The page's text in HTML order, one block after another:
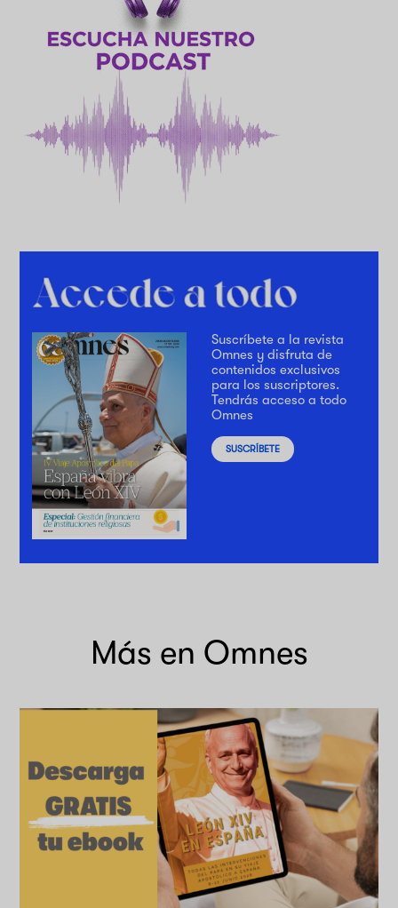
Suscríbete a la revista
Omnes y disfruta de
contenidos exclusivos
para los suscriptores.
Tendrás acceso a todo
Omnes
SUSCRÍBETE
Más en Omnes